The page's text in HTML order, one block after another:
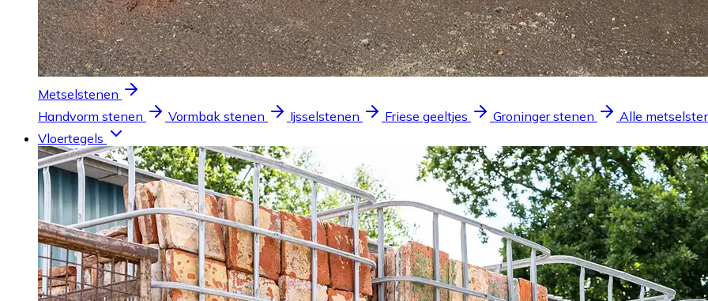
Metselstenen
Handvorm stenen
Vormbak stenen Ijsselstenen Friese geeltjes Groninger stenen
Alle
Vloertegels